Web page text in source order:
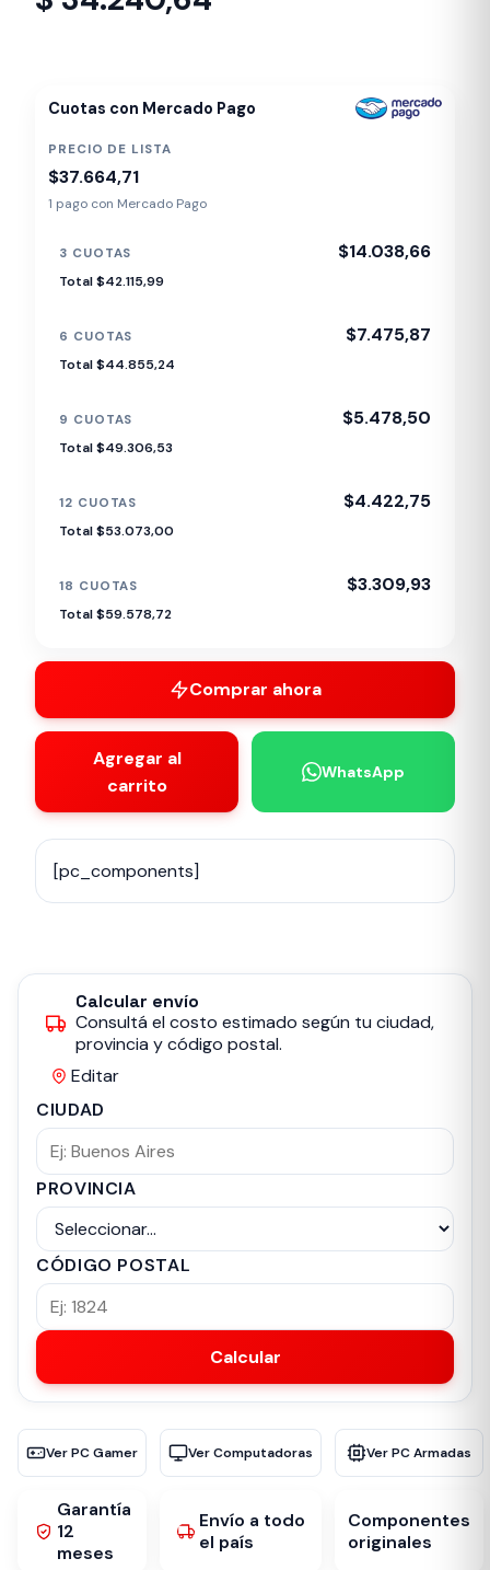
Cuotas con Mercado Pago
PRECIO DE LISTA
$37.664,71
1 pago con Mercado Pago
3 CUOTAS $14.038,66
Total $42.115,99
6 CUOTAS $7.475,87
Total $44.855,24
9 CUOTAS $5.478,50
Total $49.306,53
12 CUOTAS $4.422,75
Total $53.073,00
18 CUOTAS $3.309,93
Total $59.578,72
Comprar ahora
Agregar al
carrito
WhatsApp
[pc_components]
Calcular envío
Consultá el costo estimado según tu ciudad,
provincia y código postal.
Editar
CIUDAD
PROVINCIA
CÓDIGO POSTAL
Calcular
Ver PC Gamer Ver Computadoras Ver PC Armadas
Garantía
12
meses
Envío a todo
el país
Componentes
originales